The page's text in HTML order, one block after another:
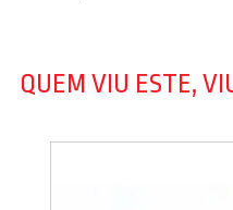
QUEM VIU ESTE,